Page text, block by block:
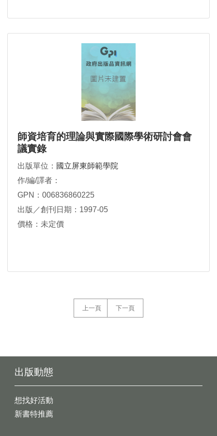
師資培育的理論與實際國際學術研討會會
議實錄
出版單位： 國立屏東師範學院
作/編/譯者：
GPN：006836860225
出版／創刊日期：1997-05
價格：未定價
上一頁 下一頁
出版動態
想找好活動
新書特推薦